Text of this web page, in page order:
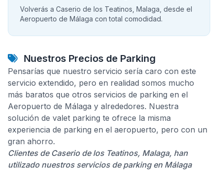
Volverás a Caserio de los Teatinos, Malaga, desde el
Aeropuerto de Málaga con total comodidad.
Nuestros Precios de Parking
Pensarías que nuestro servicio sería caro con este
servicio extendido, pero en realidad somos mucho
más baratos que otros servicios de parking en el
Aeropuerto de Málaga y alrededores. Nuestra
solución de valet parking te ofrece la misma
experiencia de parking en el aeropuerto, pero con un
gran ahorro.
Clientes de Caserio de los Teatinos, Malaga, han
utilizado nuestros servicios de parking en Málaga